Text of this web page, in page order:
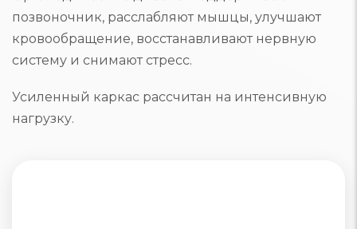
позвоночник, расслабляют мышцы, улучшают
кровообращение, восстанавливают нервную
систему и снимают стресс.
Усиленный каркас рассчитан на интенсивную
нагрузку.